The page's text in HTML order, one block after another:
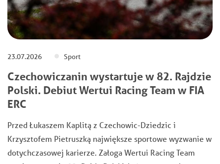
23.07.2026 Sport
Czechowiczanin wystartuje w 82. Rajdzie
Polski. Debiut Wertui Racing Team w FIA
ERC
Przed Łukaszem Kaplitą z Czechowic-Dziedzic i
Krzysztofem Pietruszką największe sportowe wyzwanie w
dotychczasowej karierze. Załoga Wertui Racing Team